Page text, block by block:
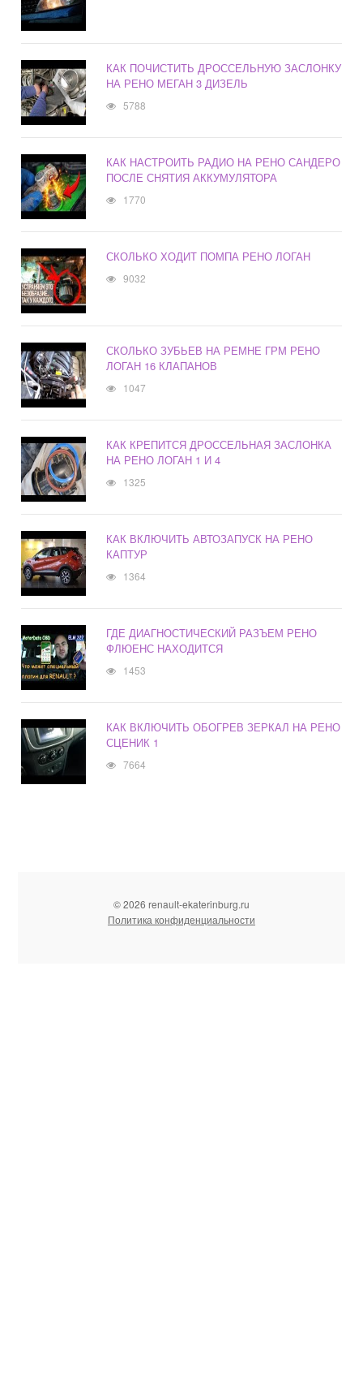
КАК ПОЧИСТИТЬ ДРОССЕЛЬНУЮ ЗАСЛОНКУ
НА РЕНО МЕГАН 3 ДИЗЕЛЬ
5788
КАК НАСТРОИТЬ РАДИО НА РЕНО САНДЕРО
ПОСЛЕ СНЯТИЯ АККУМУЛЯТОРА
1770
СКОЛЬКО ХОДИТ ПОМПА РЕНО ЛОГАН
9032
СКОЛЬКО ЗУБЬЕВ НА РЕМНЕ ГРМ РЕНО
ЛОГАН 16 КЛАПАНОВ
1047
КАК КРЕПИТСЯ ДРОССЕЛЬНАЯ ЗАСЛОНКА
НА РЕНО ЛОГАН 1 И 4
1325
КАК ВКЛЮЧИТЬ АВТОЗАПУСК НА РЕНО
КАПТУР
1364
ГДЕ ДИАГНОСТИЧЕСКИЙ РАЗЪЕМ РЕНО
ФЛЮЕНС НАХОДИТСЯ
1453
КАК ВКЛЮЧИТЬ ОБОГРЕВ ЗЕРКАЛ НА РЕНО
СЦЕНИК 1
7664
© 2026 renault-ekaterinburg.ru
Политика конфиденциальности